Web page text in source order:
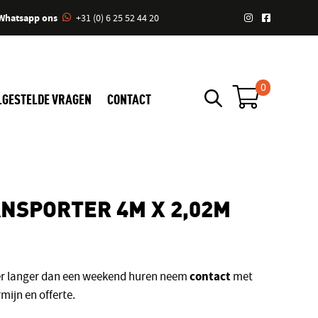
ons +31 (0) 6 25 52 44 20
VRAGEN CONTACT
0
4M X 2,02M
langer dan een weekend huren neemcontactmet
en offerte.